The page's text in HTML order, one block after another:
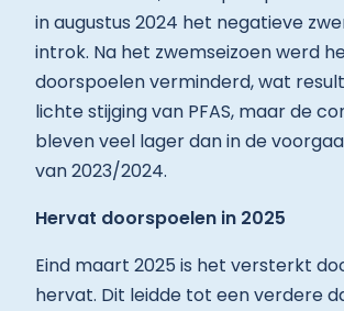
in augustus 2024 het negatieve
introk. Na het zwemseizoen werd
doorspoelen verminderd, wat
lichte stijging van PFAS, maar de
bleven veel lager dan in de
van 2023/2024.
Hervat doorspoelen in 2025
Eind maart 2025 is het versterkt
hervat. Dit leidde tot een verdere